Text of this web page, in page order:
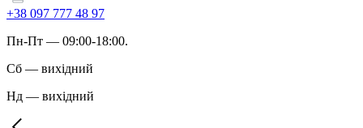
+38 097 777 48 97
Пн-Пт — 09:00-18:00.
Сб — вихідний
Нд — вихідний